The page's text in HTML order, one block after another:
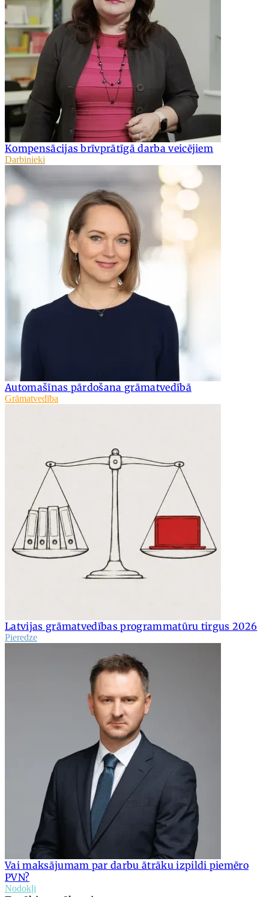
Kompensācijas brīvprātīgā darba veicējiem
Darbinieki
Automašīnas pārdošana grāmatvedībā
Grāmatvedība
Latvijas grāmatvedības programmatūru tirgus 2026
Pieredze
Vai maksājumam par darbu ātrāku izpildi piemēro
PVN?
Nodokļi